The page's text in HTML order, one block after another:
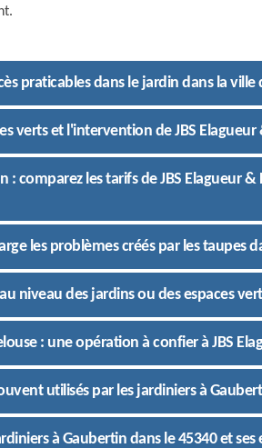
praticables dans le jardin dans la ville
verts et l'intervention de JBS Elagueur
: comparez les tarifs de JBS Elagueur &
les problèmes créés par les taupes
niveau des jardins ou des espaces
: une opération à confier à JBS
utilisés par les jardiniers à
à Gaubertin dans le 45340 et ses